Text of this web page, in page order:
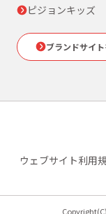
ピジョンキッズ
ブランドサイ
ウェブサイト利用